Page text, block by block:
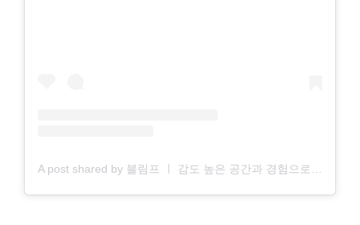
A post shared by 블림프 ㅣ 감도 높은 공간과 경험으로 딊나는 여행 (@blimp.official)